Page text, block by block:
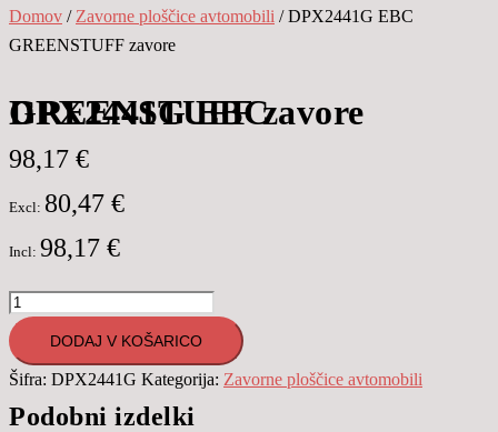
Domov / Zavorne ploščice avtomobili / DPX2441G EBC
GREENSTUFF zavore
DPX2441G EBC GREENSTUFF zavore
98,17 €
Excl: 80,47 €
Incl: 98,17 €
DPX2441G
EBC
GREENSTUFF
zavore
količina
DODAJ V KOŠARICO
Šifra: DPX2441G Kategorija: Zavorne ploščice avtomobili
Podobni izdelki